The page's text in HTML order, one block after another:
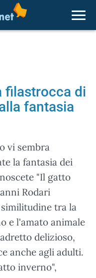
filastrocca di
fantasia
vi sembra
la fantasia dei
"Il gatto
Rodari
tra la
e l'amato animale
delizioso,
anche agli adulti.
inverno",